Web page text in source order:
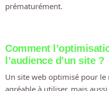
prématurément.
Comment
l’audience d’un site ?
Un site web optimisé pour
agréable à utiliser, mais